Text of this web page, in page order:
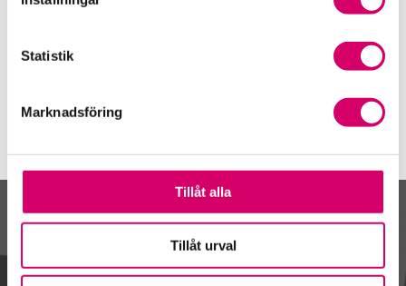
Statistik
Marknadsföring
Tillåt alla
Tillåt urval
Öppet brev till Myndigheten för yrkeshögskolan
Framtidsutsikter i lönebranschen
Kalendarium